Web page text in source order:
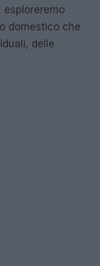
esploreremo
domestico che
delle